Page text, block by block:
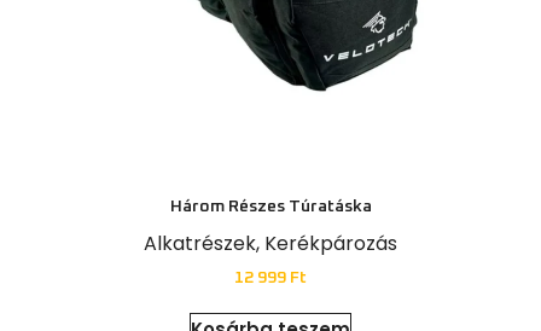
Három Részes Túratáska
Alkatrészek, Kerékpározás
12 999 Ft